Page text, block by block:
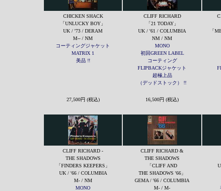
CHICKEN SHACK
「UNLUCKY BOY」
UK / '73 / DERAM
M-- / NM
コーティングジャケット
MATRIX 1
美品 !!
CLIFF RICHARD
「21 TODAY」
UK / '61 / COLUMBIA
NM / NM
MONO
初回GREEN LABEL
コーティング
FLIPBACKジャケット
超極上品
（デッドストック） !!
「
27,500円 (税込) 16,500円 (税込)
CLIFF RICHARD -
THE SHADOWS
「FINDERS KEEPERS」
UK / '66 / COLUMBIA
M- / NM
MONO
CLIFF RICHARD &
THE SHADOWS
「CLIFF AND
THE SHADOWS '66」
GEMA / '66 / COLUMBIA
M- / M-